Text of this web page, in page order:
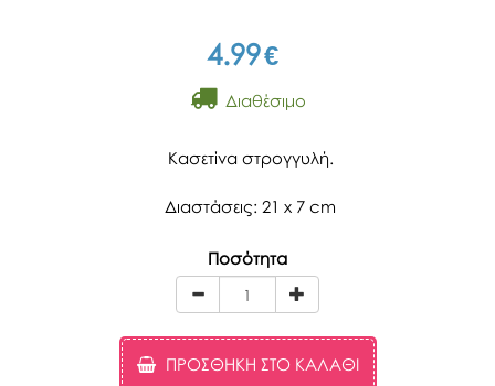
4.99€
Διαθέσιμο
Κασετίνα στρογγυλή.
Διαστάσεις: 21 x 7 cm
Ποσότητα
ΠΡΟΣΘΉΚΗ ΣΤΟ ΚΑΛΆΘΙ